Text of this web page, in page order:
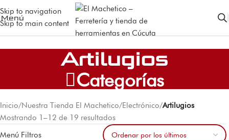
Skip to navigation
Skip to main content
Menú
Artilugios
Categorías
Inicio/Nuestra Tienda El Machetico/Electrónico/Artilugios
Mostrando 1–12 de 19 resultados
Menú Filtros